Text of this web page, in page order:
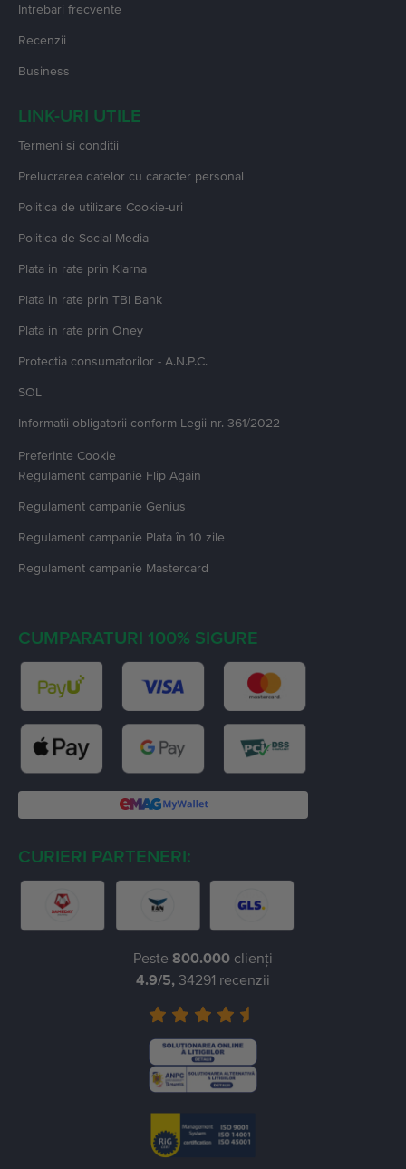
Intrebari frecvente
Recenzii
Business
LINK-URI UTILE
Termeni si conditii
Prelucrarea datelor cu caracter personal
Politica de utilizare Cookie-uri
Politica de Social Media
Plata in rate prin Klarna
Plata in rate prin TBI Bank
Plata in rate prin Oney
Protectia consumatorilor - A.N.P.C.
SOL
Informatii obligatorii conform Legii nr. 361/2022
Preferinte Cookie
Regulament campanie Flip Again
Regulament campanie Genius
Regulament campanie Plata în 10 zile
Regulament campanie Mastercard
CUMPARATURI 100% SIGURE
CURIERI PARTENERI:
Peste 800.000 clienți
4.9/5, 34291 recenzii